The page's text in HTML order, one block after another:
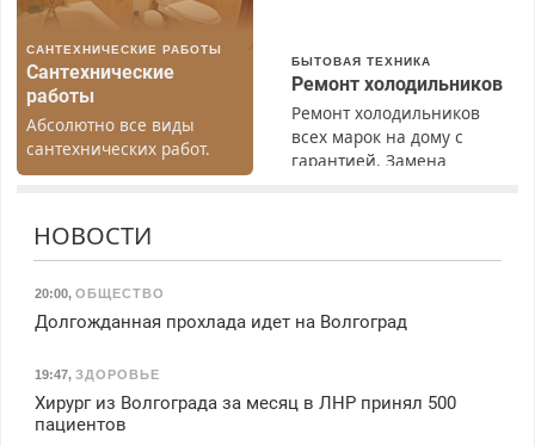
САНТЕХНИЧЕСКИЕ РАБОТЫ
Сантехнические
работы
Абсолютно все виды
сантехнических работ.
Быстро. Качественно.
БЫТОВАЯ ТЕХНИКА
Ремонт холодильников
Ремонт холодильников
всех марок на дому с
гарантией. Замена
Вызов бесплатный.
НОВОСТИ
20:00, ОБЩЕСТВО
Долгожданная прохлада идет на Волгоград
19:47, ЗДОРОВЬЕ
Хирург из Волгограда за месяц в ЛНР принял 500
пациентов